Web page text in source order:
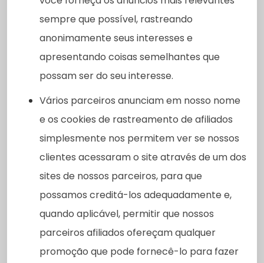
sempre que possível, rastreando
anonimamente seus interesses e
apresentando coisas semelhantes que
possam ser do seu interesse.
Vários parceiros anunciam em nosso nome
e os cookies de rastreamento de afiliados
simplesmente nos permitem ver se nossos
clientes acessaram o site através de um dos
sites de nossos parceiros, para que
possamos creditá-los adequadamente e,
quando aplicável, permitir que nossos
parceiros afiliados ofereçam qualquer
promoção que pode fornecê-lo para fazer